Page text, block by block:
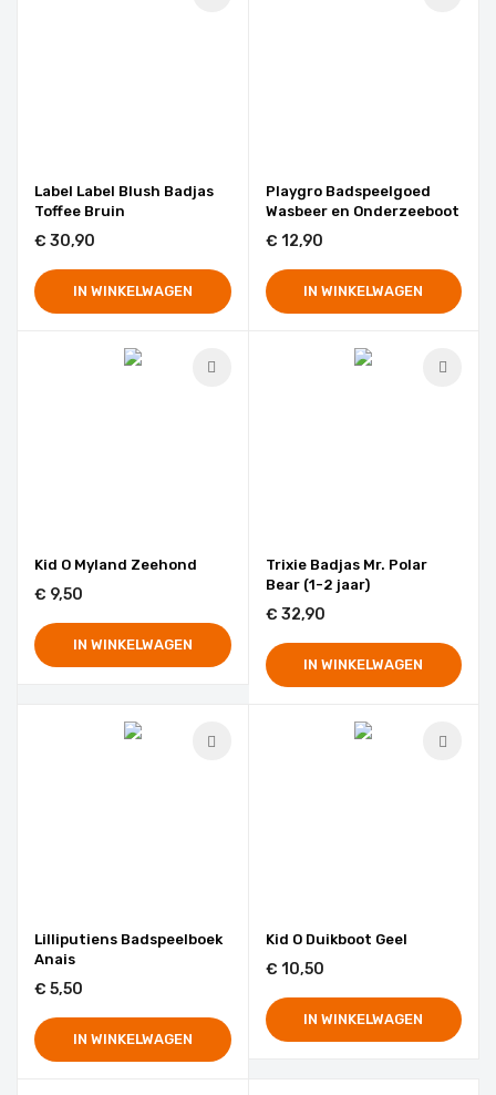
Label Label Blush Badjas
Toffee Bruin
€ 30,90
IN WINKELWAGEN
Playgro Badspeelgoed
Wasbeer en Onderzeeboot
€ 12,90
IN WINKELWAGEN
Kid O Myland Zeehond
€ 9,50
IN WINKELWAGEN
Trixie Badjas Mr. Polar
Bear (1-2 jaar)
€ 32,90
IN WINKELWAGEN
Lilliputiens Badspeelboek
Anais
€ 5,50
IN WINKELWAGEN
Kid O Duikboot Geel
€ 10,50
IN WINKELWAGEN